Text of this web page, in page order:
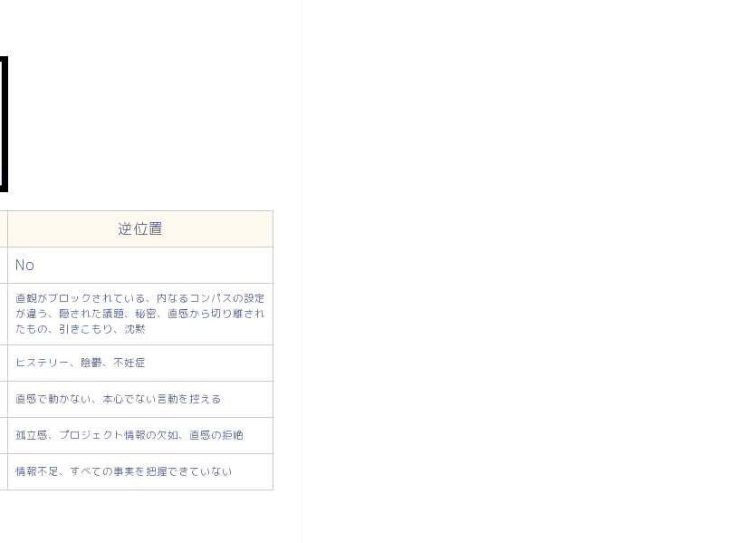
逆位置
No
直観がブロックされている、内なるコンパスの設定
が違う、隠された議題、秘密、直感から切り離され
たもの、引きこもり、沈黙
ヒステリー、陰鬱、不妊症
直感で動かない、本心でない言動を控える
孤立感、プロジェクト情報の欠如、直感の拒絶
情報不足、すべての事実を把握できていない